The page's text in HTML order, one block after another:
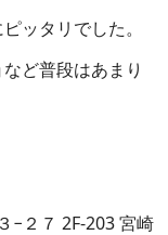
ッタリでした。
ど普段はあまり
−２７ 2F-203 宮崎